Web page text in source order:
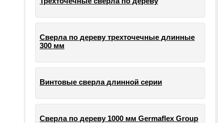
Сверла по дереву трехточечные длинные
300 мм
Винтовые сверла длинной серии
Сверла по дереву 1000 мм Germaflex Group